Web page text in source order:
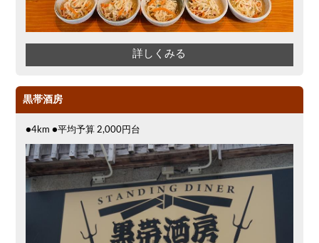
詳しくみる
黒帯酒房
●4km ●平均予算 2,000円台